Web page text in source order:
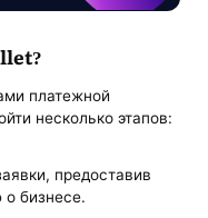
платежной
несколько этапов:
предоставив
бизнесе.